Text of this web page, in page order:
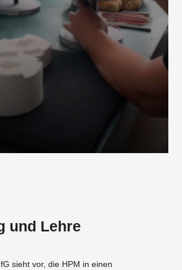
und Lehre
sieht vor, die HPM in einen